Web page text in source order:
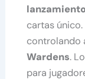
cartas
controlando
Wardens.
para